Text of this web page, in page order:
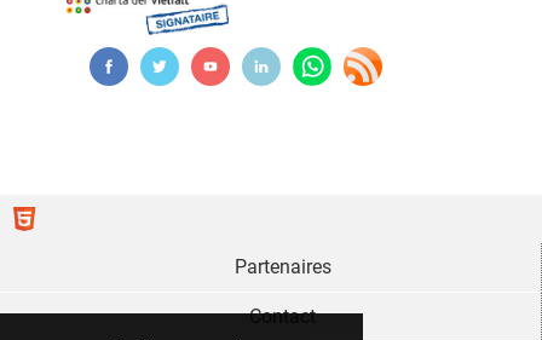
Partenaires
Contact